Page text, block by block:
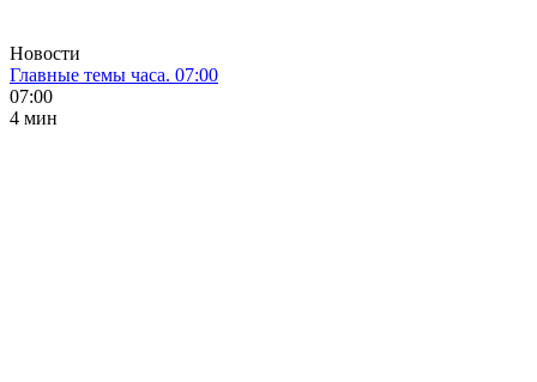
Новости
Главные темы часа. 07:00
07:00
4 мин